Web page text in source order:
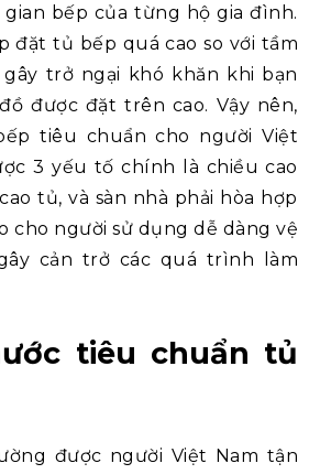
bếp của từng hộ gia đình.
đặt tủ bếp quá cao so với tầm
gây trở ngại khó khăn khi bạn
được đặt trên cao. Vậy nên,
tiêu chuẩn cho người Việt
3 yếu tố chính là chiều cao
tủ, và sàn nhà phải hòa hợp
cho người sử dụng dễ dàng vệ
cản trở các quá trình làm
tiêu chuẩn tủ
được người Việt Nam tận